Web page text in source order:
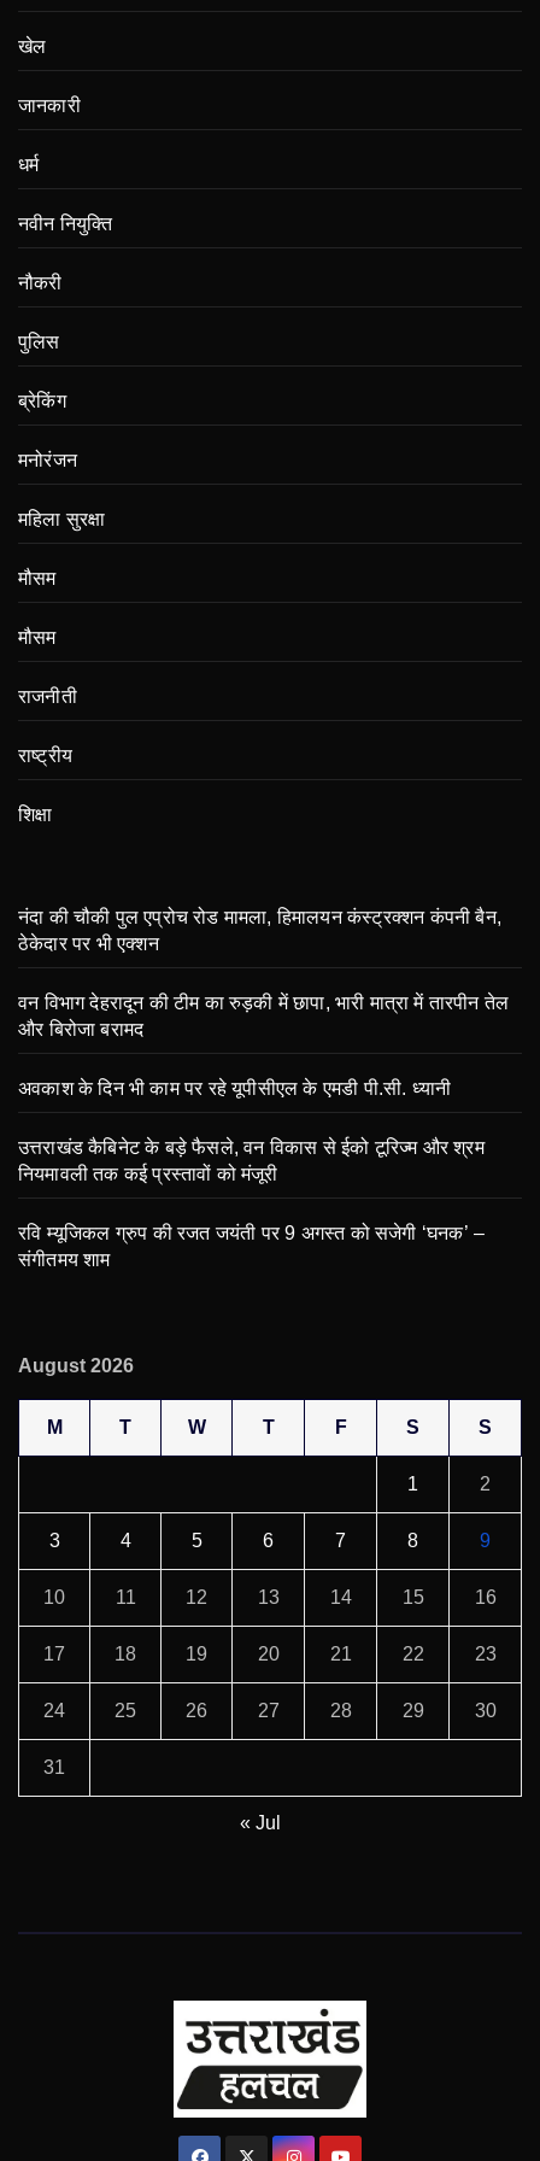
खेल
जानकारी
धर्म
नवीन नियुक्ति
नौकरी
पुलिस
ब्रेकिंग
मनोरंजन
महिला सुरक्षा
मौसम
मौसम
राजनीती
राष्ट्रीय
शिक्षा
नंदा की चौकी पुल एप्रोच रोड मामला, हिमालयन कंस्ट्रक्शन कंपनी बैन,
ठेकेदार पर भी एक्शन
वन विभाग देहरादून की टीम का रुड़की में छापा, भारी मात्रा में तारपीन तेल
और बिरोजा बरामद
अवकाश के दिन भी काम पर रहे यूपीसीएल के एमडी पी.सी. ध्यानी
उत्तराखंड कैबिनेट के बड़े फैसले, वन विकास से ईको टूरिज्म और श्रम
नियमावली तक कई प्रस्तावों को मंजूरी
रवि म्यूजिकल ग्रुप की रजत जयंती पर 9 अगस्त को सजेगी ‘घनक’ –
संगीतमय शाम
August 2026
M T W T F S S
1 2
3 4 5 6 7 8 9
10 11 12 13 14 15 16
17 18 19 20 21 22 23
24 25 26 27 28 29 30
31
« Jul